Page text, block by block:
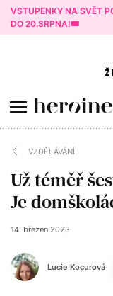
VSTUPENKY NA SVĚT
DO 20.SRPNA!🎟️
VZDĚLÁVÁNÍ
Už téměř
Je
Lucie Kocurová
14. březen 2023